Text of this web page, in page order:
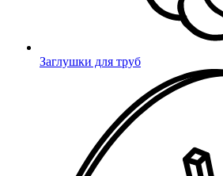
Заглушки для труб